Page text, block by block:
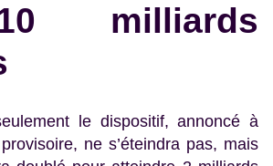
milliards
le dispositif, annoncé à
provisoire, ne s’éteindra pas, mais